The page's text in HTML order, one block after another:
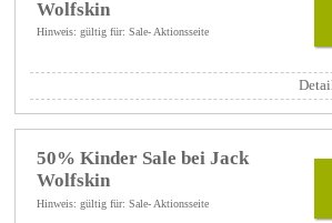
Wolfskin
Hinweis: gültig für: Sale- Aktionsseite
50% Kinder Sale bei Jack
Wolfskin
Hinweis: gültig für: Sale- Aktionsseite